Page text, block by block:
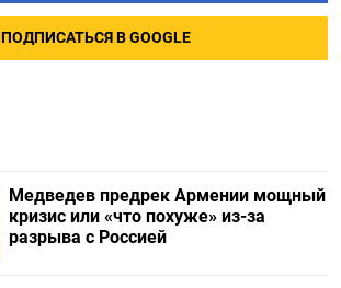
ПОДПИСАТЬСЯ В GOOGLE
Медведев предрек Армении мощный
кризис или «что похуже» из-за
разрыва с Россией